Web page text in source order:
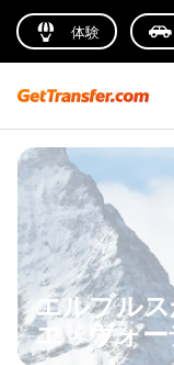
体験
エルブルス
エ・ヴォー